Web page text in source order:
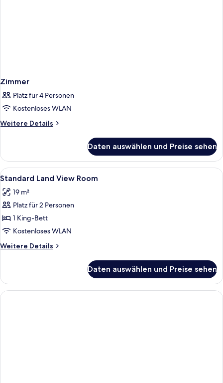
Zimmer
Platz für 4 Personen
Kostenloses WLAN
Weitere Details
Weitere
Daten auswählen und Preise sehen
Alle
Fotos
für
Standard
Land
View
Room
anzeigen
Ein Hotelzimmer mit Bett, einer
6
Standard Land View Room
19 m²
Platz für 2 Personen
1 King-Bett
Kostenloses WLAN
Weitere Details
Weitere
Land
View
Room
Daten auswählen und Preise sehen